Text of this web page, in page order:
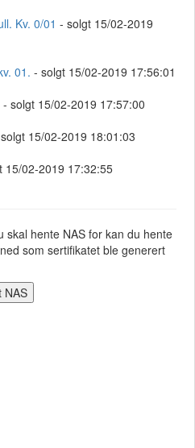
Kv. 0/01 - solgt 15/02-2019
01. - solgt 15/02-2019 17:56:01
- solgt 15/02-2019 17:57:00
15/02-2019 18:01:03
15/02-2019 17:32:55
skal hente NAS for kan du hente
som sertifikatet ble generert